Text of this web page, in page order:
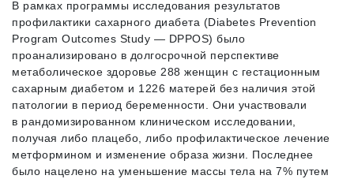
В рамках программы исследования результатов
профилактики сахарного диабета (Diabetes Prevention
Program Outcomes Study — DPPOS) было
проанализировано в долгосрочной перспективе
метаболичес­кое здоровье 288 женщин с гестационным
сахарным диабетом и 1226 матерей без наличия этой
патологии в период беременности. Они участвовали
в рандомизированном клиническом исследовании,
получая либо плацебо, либо профилактическое лечение
метформином и изменение образа жизни. Последнее
было нацелено на уменьшение массы тела на 7% путем